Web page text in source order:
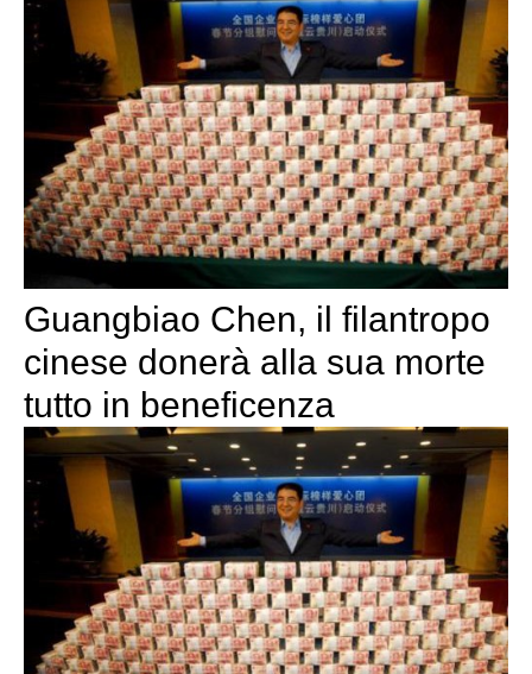
Guangbiao Chen, il filantropo
cinese donerà alla sua morte
tutto in beneficenza